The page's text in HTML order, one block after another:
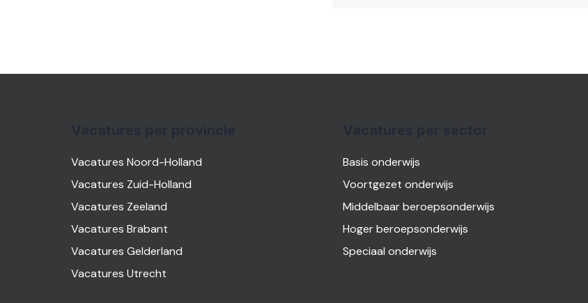
Vacatures Noord-Holland
Vacatures Zuid-Holland
Vacatures Zeeland
Vacatures Brabant
Vacatures Gelderland
Vacatures Utrecht
Basis onderwijs
Voortgezet onderwijs
Middelbaar beroepsonderwijs
Hoger beroepsonderwijs
Speciaal onderwijs